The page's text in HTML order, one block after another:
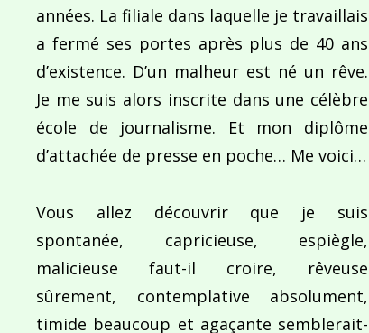
années. La filiale dans laquelle je travaillais
a fermé ses portes après plus de 40 ans
d’existence. D’un malheur est né un rêve.
Je me suis alors inscrite dans une célèbre
école de journalisme. Et mon diplôme
d’attachée de presse en poche… Me voici…
Vous allez découvrir que je suis
spontanée, capricieuse, espiègle,
malicieuse faut-il croire, rêveuse
sûrement, contemplative absolument,
timide beaucoup et agaçante semblerait-